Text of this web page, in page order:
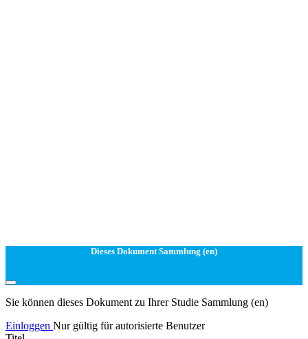
Dieses Dokument Sammlung (en)
Sie können dieses Dokument zu Ihrer Studie Sammlung (en)
Einloggen Nur gültig für autorisierte Benutzer